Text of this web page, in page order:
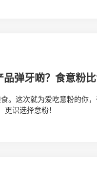
弹牙啲？食意粉比
。这次就为爱吃意粉的你
识选择意粉！